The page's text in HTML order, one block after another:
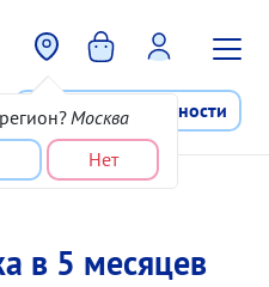
Москва
Нет
Программа лояльности
в 5 месяцев